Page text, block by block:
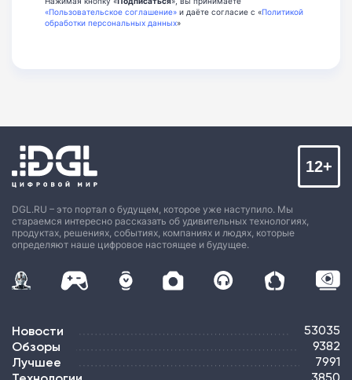
«Пользовательское соглашение» и даёте согласие с «Политикой
обработки персональных данных»
DGL.RU – это портал о будущем, которое уже наступило. Мы
стараемся интересно рассказать об удивительных технологиях,
продуктах, решениях, событиях, компаниях и людях, которые
определяют наше цифровое настоящее и будущее.
12+
Новости 53035
Обзоры 9382
Лучшее 7991